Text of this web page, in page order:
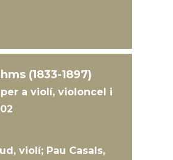
(1833-1897)
a violí, violoncel i
violí; Pau Casals,